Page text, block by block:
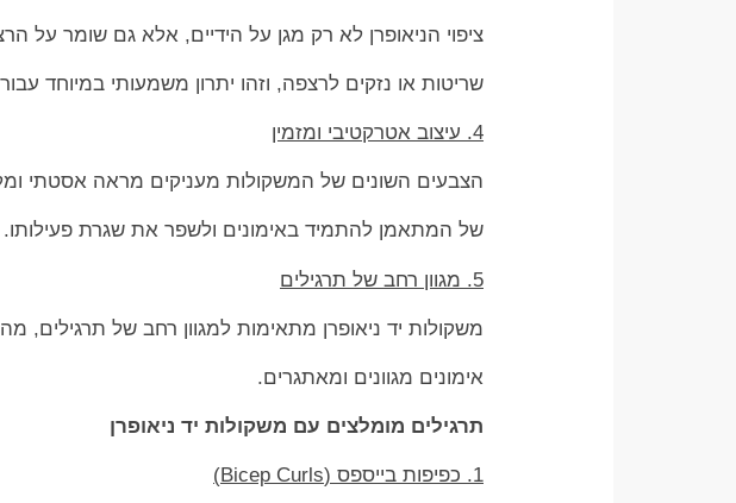
ציפוי הניאופרן לא רק מגן על הידיים, אלא גם שומר על
שריטות או נזקים לרצפה, וזהו יתרון משמעותי במיוחד
4. עיצוב אטרקטיבי ומזמין
הצבעים השונים של המשקולות מעניקים מראה אסטתי
של המתאמן להתמיד באימונים ולשפר את שגרת פעילותו.
5. מגוון רחב של תרגילים
משקולות יד ניאופרן מתאימות למגוון רחב של
אימונים מגוונים ומאתגרים.
תרגילים מומלצים עם משקולות יד ניאופרן
1. כפיפות בייספס (Bicep Curls)